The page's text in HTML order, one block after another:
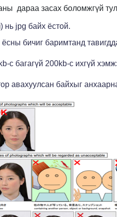
дараа засах боломжгүй
нь jpg байх ёстой.
бичиг баримтанд
с багагүй 200kb-с ихгүй
авахуулсан байхыг